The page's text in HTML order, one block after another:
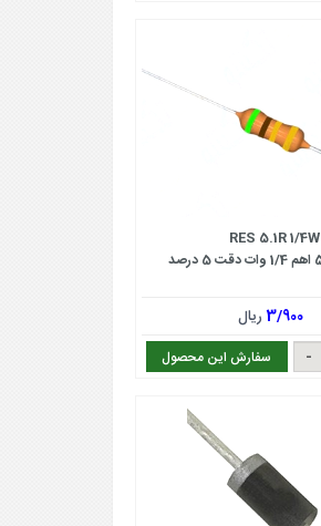
RES 5.1R 1/4W
3/900ریال
سفارش این محصول